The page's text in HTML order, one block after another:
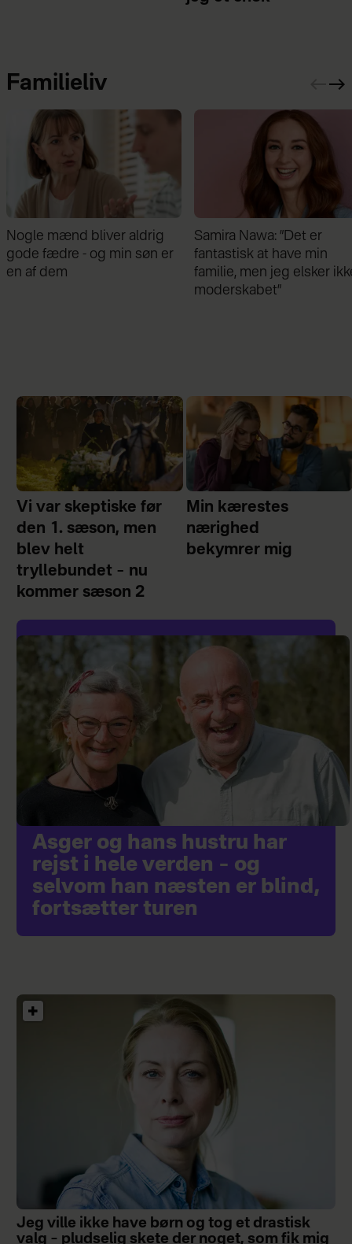
Familieliv
Samira Nawa: ”Det er
fantastisk at have min
familie, men jeg elsker ikke
Jeg valgte at blive skilt
min mand - da jeg en dag
gik forbi hans hus, fik jeg
chok
Vi var skeptiske før
den 1. sæson, men
blev helt
tryllebundet – nu
kommer sæson 2
Min kærestes
nærighed
bekymrer mig
Asger og hans hustru har
rejst i hele verden – og
selvom han næsten er blind,
fortsætter turen
Jeg ville ikke have børn og tog et drastisk
valg – pludselig skete der noget, som fik mig